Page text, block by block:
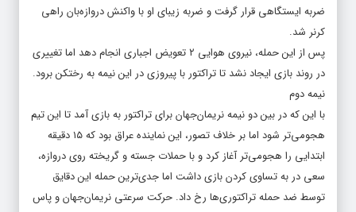
ضربه ایستگاهی قرار گرفت و ضربه زیبای او با واکنش دروازه‌بان راهی
کرنر شد.
پس از این حمله، نیروی هوایی ۲ تعویض اجباری انجام دهد اما تغییری
در روند بازی ایجاد نشد تا تراکتور با پیروزی در این نیمه به رختکن برود.
نیمه دوم
با این که در بین دو نیمه نریمان‌جهان برای تراکتور به بازی آمد تا این تیم
هجومی‌تر شود اما بر خلاف تصور، این نماینده عراق بود که ۱۵ دقیقه
ابتدایی را هجومی‌تر آغاز کرد و با حملات جسته و گریخته روی دروازه،
سعی در به تساوی کردن بازی داشت اما جدی‌ترین حمله این دقایق
توسط ضد حمله تراکتوری‌ها رخ داد. حرکت سرعتی نریمان‌جهان و پاس